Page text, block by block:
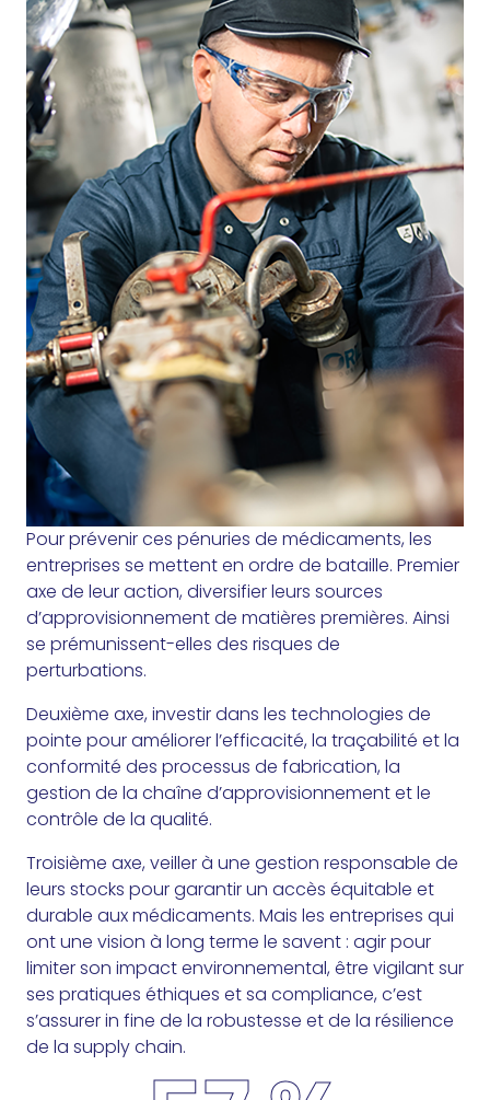
Pour prévenir ces pénuries de médicaments, les
entreprises se mettent en ordre de bataille. Premier
axe de leur action, diversifier leurs sources
d’approvisionnement de matières premières. Ainsi
se prémunissent-elles des risques de
perturbations.
Deuxième axe, investir dans les technologies de
pointe pour améliorer l’efficacité, la traçabilité et la
conformité des processus de fabrication, la
gestion de la chaîne d’approvisionnement et le
contrôle de la qualité.
Troisième axe, veiller à une gestion responsable de
leurs stocks pour garantir un accès équitable et
durable aux médicaments. Mais les entreprises qui
ont une vision à long terme le savent : agir pour
limiter son impact environnemental, être vigilant sur
ses pratiques éthiques et sa compliance, c’est
s’assurer in fine de la robustesse et de la résilience
de la supply chain.